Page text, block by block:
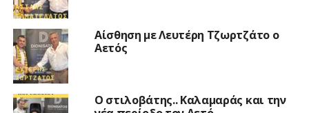
Αίσθηση με Λευτέρη Τζωρτζάτο ο
Αετός
Ο στιλοβάτης.. Καλαμαράς και την